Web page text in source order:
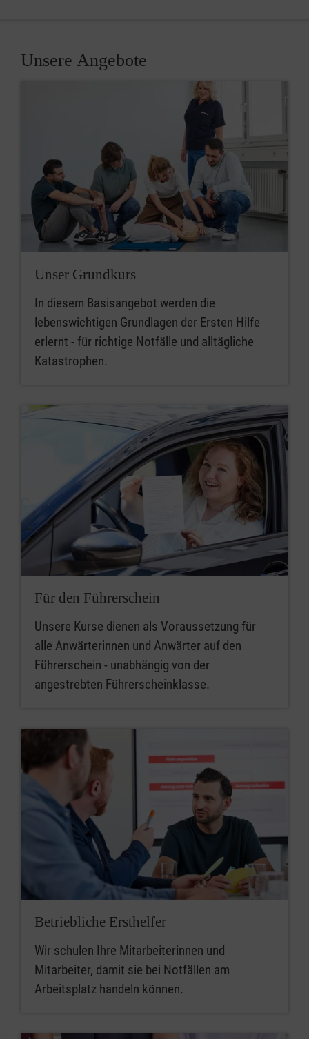
Unsere Angebote
Unser Grundkurs
In diesem Basisangebot werden die
lebenswichtigen Grundlagen der Ersten Hilfe
erlernt - für richtige Notfälle und alltägliche
Katastrophen.
Für den Führerschein
Unsere Kurse dienen als Voraussetzung für
alle Anwärterinnen und Anwärter auf den
Führerschein - unabhängig von der
angestrebten Führerscheinklasse.
Betriebliche Ersthelfer
Wir schulen Ihre Mitarbeiterinnen und
Mitarbeiter, damit sie bei Notfällen am
Arbeitsplatz handeln können.